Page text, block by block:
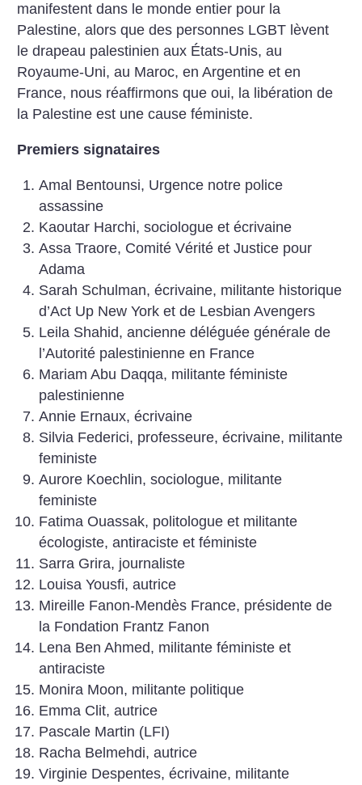
manifestent dans le monde entier pour la
Palestine, alors que des personnes LGBT lèvent
le drapeau palestinien aux États-Unis, au
Royaume-Uni, au Maroc, en Argentine et en
France, nous réaffirmons que oui, la libération de
la Palestine est une cause féministe.
Premiers signataires
Amal Bentounsi, Urgence notre police
assassine
Kaoutar Harchi, sociologue et écrivaine
Assa Traore, Comité Vérité et Justice pour
Adama
Sarah Schulman, écrivaine, militante historique
d’Act Up New York et de Lesbian Avengers
Leila Shahid, ancienne déléguée générale de
l’Autorité palestinienne en France
Mariam Abu Daqqa, militante féministe
palestinienne
Annie Ernaux, écrivaine
Silvia Federici, professeure, écrivaine, militante
feministe
Aurore Koechlin, sociologue, militante
feministe
Fatima Ouassak, politologue et militante
écologiste, antiraciste et féministe
Sarra Grira, journaliste
Louisa Yousfi, autrice
Mireille Fanon-Mendès France, présidente de
la Fondation Frantz Fanon
Lena Ben Ahmed, militante féministe et
antiraciste
Monira Moon, militante politique
Emma Clit, autrice
Pascale Martin (LFI)
Racha Belmehdi, autrice
Virginie Despentes, écrivaine, militante